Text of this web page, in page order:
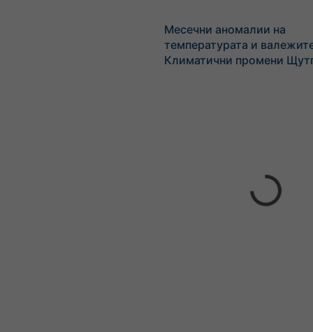
Месечни аномалии на
температурата и
Климатични промени